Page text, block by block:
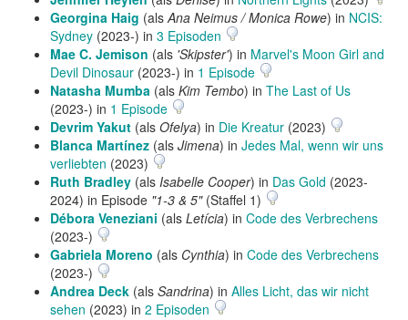
Georgina Haig (alsAna Neimus / Monica Rowe) in NCIS:
Sydney (2023-) in 3 Episoden
Mae C. Jemison (als 'Skipster') in Marvel's Moon Girl and
Devil Dinosaur (2023-) in 1 Episode
Natasha Mumba (als Kim Tembo) in The Last of Us
(2023-) in 1 Episode
Devrim Yakut (als Ofelya) in Die Kreatur (2023)
Blanca Martínez (als Jimena) in Jedes Mal, wenn wir uns
verliebten (2023)
Ruth Bradley (als Isabelle Cooper) in Das Gold (2023-
2024) in Episode "1-3 & 5"(Staffel 1)
Débora Veneziani (als Letícia) in Code des Verbrechens
(2023-)
Gabriela Moreno (als Cynthia) in Code des Verbrechens
(2023-)
Andrea Deck (als Sandrina) in Alles Licht, das wir nicht
sehen (2023) in 2 Episoden